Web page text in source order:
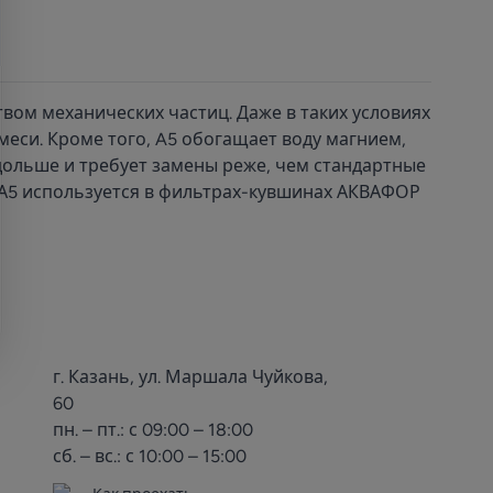
механических частиц. Даже в таких условиях
Кроме того, A5 обогащает воду магнием,
и требует замены реже, чем стандартные
используется в фильтрах-кувшинах АКВАФОР
г. Казань, ул. Маршала Чуйкова,
60
пн. – пт.: с 09:00 – 18:00
сб. – вс.: с 10:00 – 15:00